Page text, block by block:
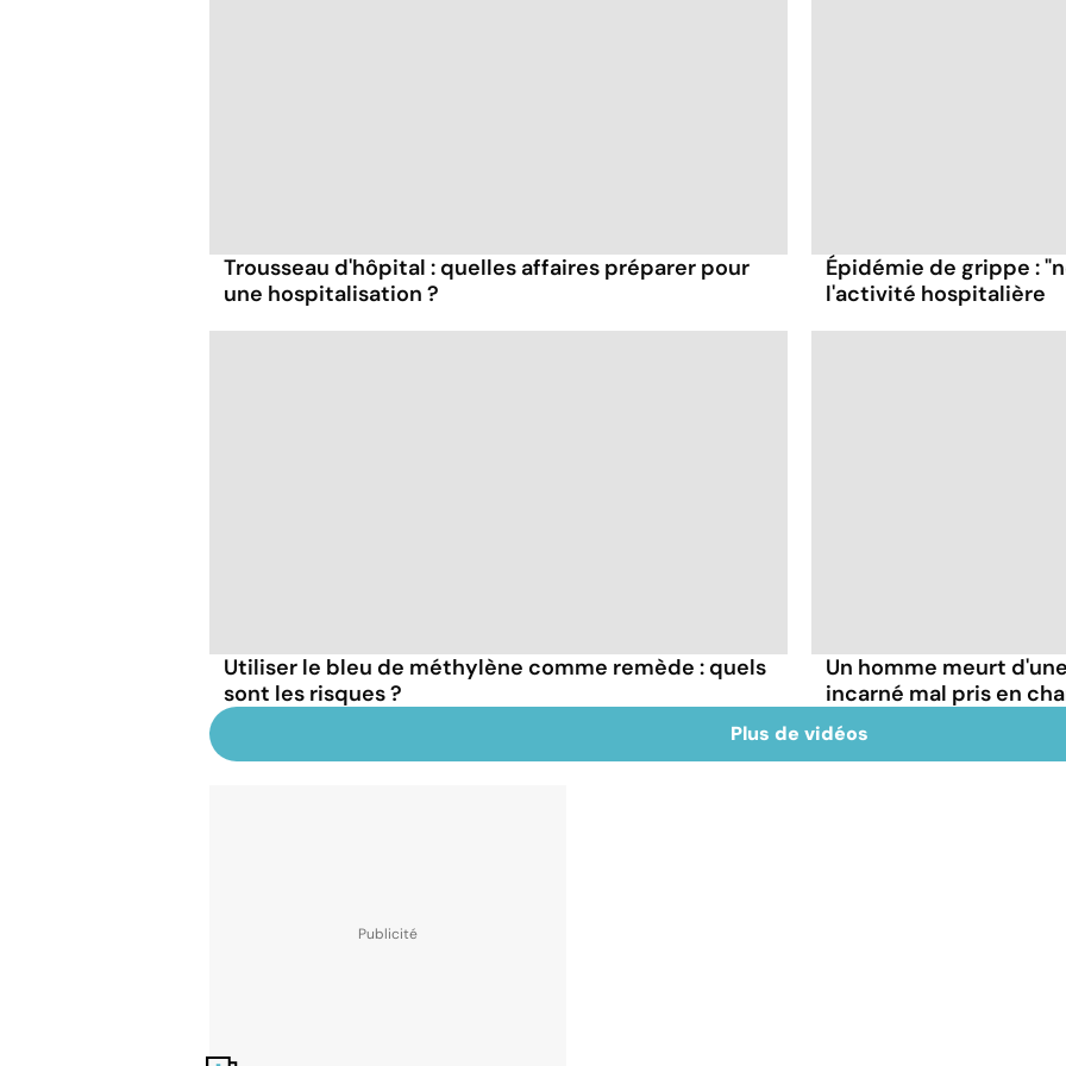
Trousseau d'hôpital : quelles affaires préparer pour
une hospitalisation ?
Épidémie de grippe :
l'activité hospitalière
Utiliser le bleu de méthylène comme remède : quels
sont les risques ?
Un homme meurt
incarné mal pris en
Plus de vidéos